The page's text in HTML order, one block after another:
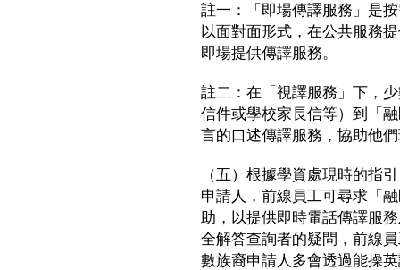
註一：「即場傳譯服務」是
以面對面形式，在公共服務
即場提供傳譯服務。
註二：在「視譯服務」下，
信件或學校家長信等）到「
言的口述傳譯服務，協助他
（五）根據學資處現時的指
申請人，前線員工可尋求「
助，以提供即時電話傳譯服
全解答查詢者的疑問，前線
數族裔申請人多會透過能操